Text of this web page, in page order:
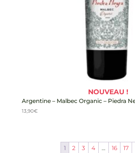
NOUVEAU !
Argentine – Malbec Organic – Piedra
13,90€
1 2 3 4 … 16 17